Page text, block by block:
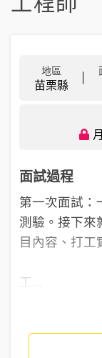
地區
苗栗縣
面試過程
第一次面試：
測驗。接下來
目內容、打工
工...